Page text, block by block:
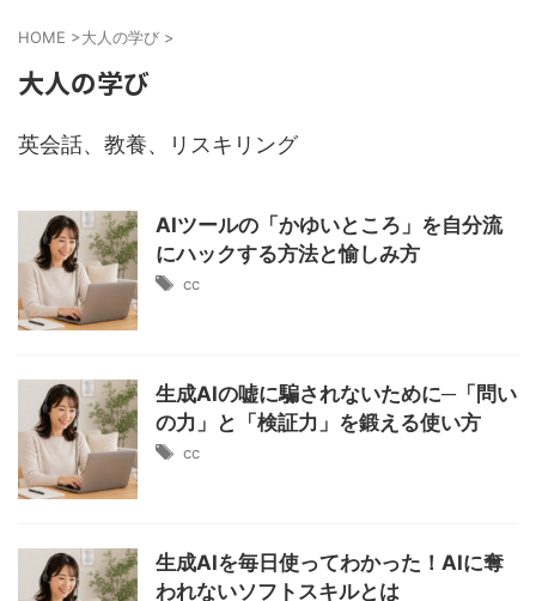
HOME >大人の学び >
大人の学び
英会話、教養、リスキリング
AIツールの「かゆいところ」を自分流
にハックする方法と愉しみ方
cc
生成AIの嘘に騙されないために─「問い
の力」と「検証力」を鍛える使い方
cc
生成AIを毎日使ってわかった！AIに奪
われないソフトスキルとは